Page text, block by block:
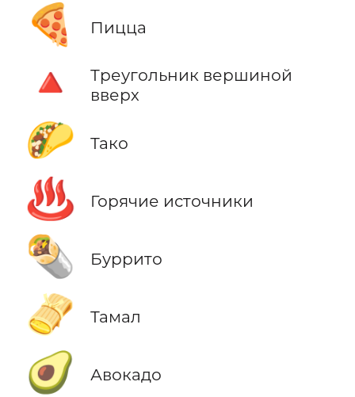
🍕 Пицца
🔺
Треугольник вершиной
вверх
🌮 Тако
♨️ Горячие источники
🌯 Буррито
🫔 Тамал
🥑 Авокадо